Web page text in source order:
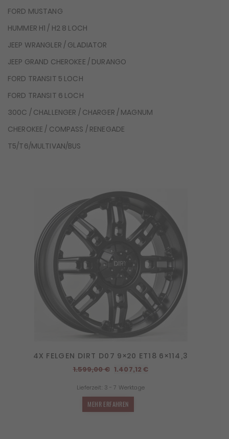
FORD MUSTANG
HUMMER H1 / H2 8 LOCH
JEEP WRANGLER / GLADIATOR
JEEP GRAND CHEROKEE / DURANGO
FORD TRANSIT 5 LOCH
FORD TRANSIT 6 LOCH
300C / CHALLENGER / CHARGER / MAGNUM
CHEROKEE / COMPASS / RENEGADE
T5/T6/MULTIVAN/BUS
4X FELGEN DIRT D07 9×20 ET18 6×114,3
1.599,00€ Ursprünglicher
war:
1.599,00 €
1.407,12€Aktueller
Lieferzeit: 3 - 7 Werktage
MEHR ERFAHREN